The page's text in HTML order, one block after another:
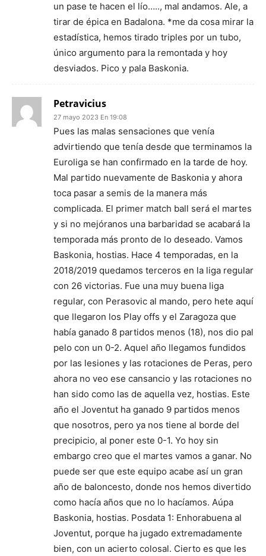
un pase te hacen el lío….., mal andamos. Ale, a
tirar de épica en Badalona. *me da cosa mirar la
estadística, hemos tirado triples por un tubo,
único argumento para la remontada y hoy
desviados. Pico y pala Baskonia.
Petravicius
27 mayo 2023 En 19:08
Pues las malas sensaciones que venía
advirtiendo que tenía desde que terminamos la
Euroliga se han confirmado en la tarde de hoy.
Mal partido nuevamente de Baskonia y ahora
toca pasar a semis de la manera más
complicada. El primer match ball será el martes
y si no mejóranos una barbaridad se acabará la
temporada más pronto de lo deseado. Vamos
Baskonia, hostias. Hace 4 temporadas, en la
2018/2019 quedamos terceros en la liga regular
con 26 victorias. Fue una muy buena liga
regular, con Perasovic al mando, pero hete aquí
que llegaron los Play offs y el Zaragoza que
había ganado 8 partidos menos (18), nos dio pal
pelo con un 0-2. Aquel año llegamos fundidos
por las lesiones y las rotaciones de Peras, pero
ahora no veo ese cansancio y las rotaciones no
han sido como las de aquella vez, hostias. Este
año el Joventut ha ganado 9 partidos menos
que nosotros, pero ya nos tiene al borde del
precipicio, al poner este 0-1. Yo hoy sin
embargo creo que el martes vamos a ganar. No
puede ser que este equipo acabe así un gran
año de baloncesto, donde nos hemos divertido
como hacía años que no lo hacíamos. Aúpa
Baskonia, hostias. Posdata 1: Enhorabuena al
Joventut, porque ha jugado extremadamente
bien, con un acierto colosal. Cierto es que les